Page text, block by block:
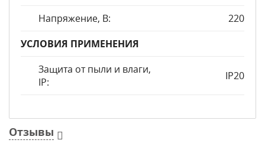
Напряжение, В:
220
УСЛОВИЯ ПРИМЕНЕНИЯ
Защита от пыли и влаги,
IP:
IP20
Отзывы